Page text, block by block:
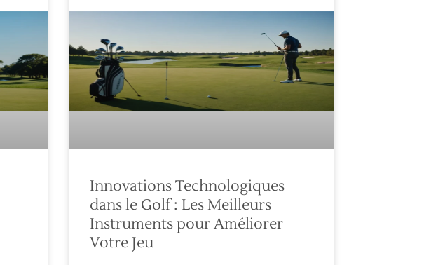
Innovations Technologiques
dans le Golf : Les Meilleurs
Instruments pour Améliorer
Votre Jeu